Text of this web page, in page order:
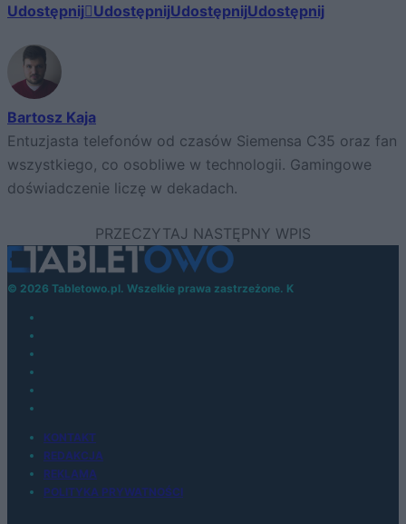
Udostępnij UdostępnijUdostępnijUdostępnij
Bartosz Kaja
Entuzjasta telefonów od czasów Siemensa C35 oraz fan
wszystkiego, co osobliwe w technologii. Gamingowe
doświadczenie liczę w dekadach.
© 2026 Tabletowo.pl. Wszelkie prawa zastrzeżone. K
KONTAKT
REDAKCJA
REKLAMA
POLITYKA PRYWATNOŚCI